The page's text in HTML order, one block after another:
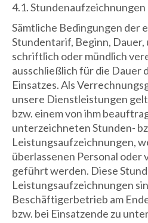
4.1. Stundenaufzeichnungen
Sämtliche Bedingungen der
Stundentarif, Beginn, Dauer,
schriftlich oder mündlich
ausschließlich für die Dauer
Einsatzes. Als
unsere Dienstleistungen
bzw. einem von ihm
unterzeichneten Stunden-
Leistungsaufzeichnungen,
überlassenen Personal oder
geführt werden. Diese
Leistungsaufzeichnungen
Beschäftigerbetrieb am
bzw. bei Einsatzende zu